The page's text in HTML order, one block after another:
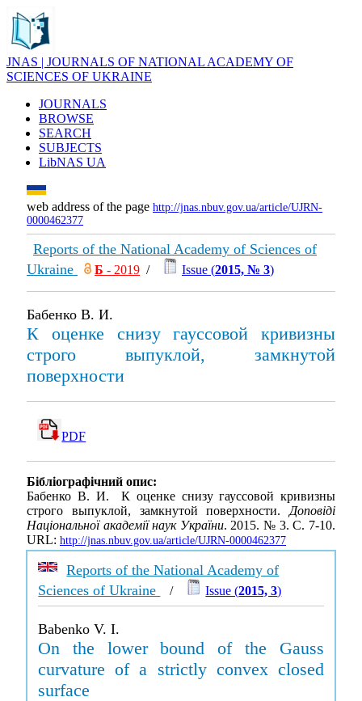
JNAS | JOURNALS OF NATIONAL ACADEMY OF
SCIENCES OF UKRAINE
JOURNALS
BROWSE
SEARCH
SUBJECTS
LibNAS UA
web address of the page http://jnas.nbuv.gov.ua/article/UJRN-
0000462377
Reports of the National Academy of Sciences of
Ukraine
Б - 2019 / Issue (2015, № 3)
Бабенко В. И.
К оценке снизу гауссовой кривизны
строго выпуклой, замкнутой
поверхности
PDF
Бібліографічний опис:
Бабенко В. И. К оценке снизу гауссовой кривизны
строго выпуклой, замкнутой поверхности.Доповіді
Національної академії наук України. 2015. № 3. С. 7-10.
URL: http://jnas.nbuv.gov.ua/article/UJRN-0000462377
Reports of the National Academy of
Sciences of Ukraine
/ Issue (2015, 3)
Babenko V. I.
On the lower bound of the Gauss
curvature of a strictly convex closed
surface